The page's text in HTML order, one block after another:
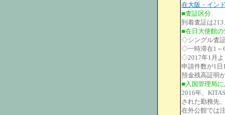
在大阪・イン
■査証区分
到着査証は213
■在日大使館
◇シングル査
◇一時滞在1～
◇2017年1月よ
申請件数が1日
預金残高証明
■入国管理局
2016年、
された勤務先
在外公館では